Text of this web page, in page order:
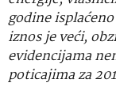
godine
iznos je veći,
evidencijama
poticajima za